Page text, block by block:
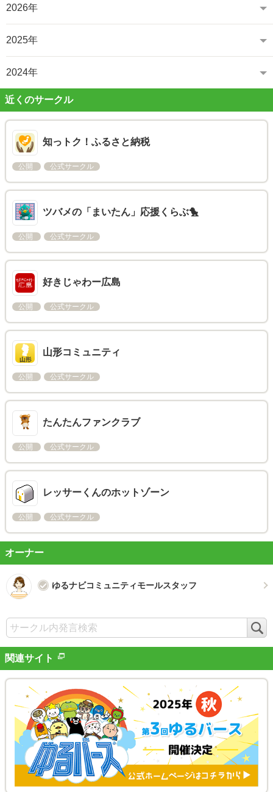
2026年
2025年
2024年
近くのサークル
知っトク！ふるさと納税
公開 公式サークル
ツバメの「まいたん」応援くらぶ🐤
公開 公式サークル
好きじゃわー広島
公開 公式サークル
山形コミュニティ
公開 公式サークル
たんたんファンクラブ
公開 公式サークル
レッサーくんのホットゾーン
公開 公式サークル
オーナー
ゆるナビコミュニティモールスタッフ
関連サイト